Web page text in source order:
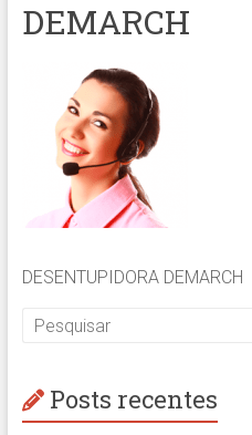
DEMARCH
DESENTUPIDORA DEMARCH
Posts recentes